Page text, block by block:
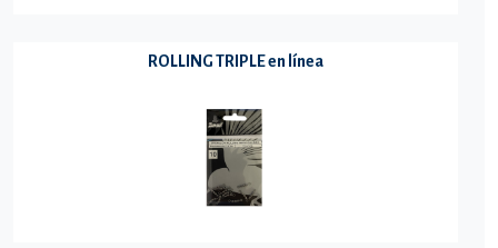
ROLLING TRIPLE en línea